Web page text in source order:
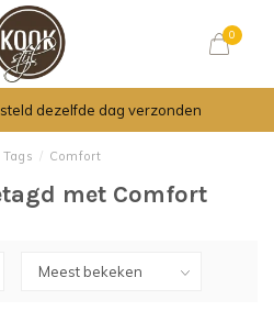
0
dezelfde dag verzonden
Tags / Comfort
met Comfort